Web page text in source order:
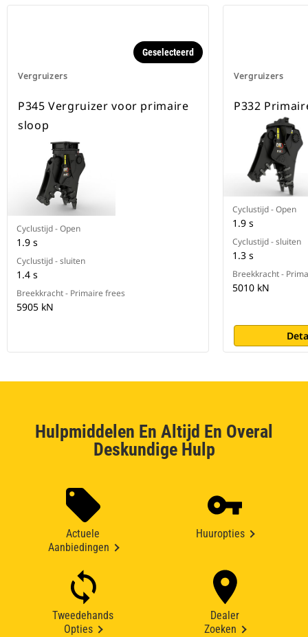
Vergruizers
Geselecteerd
P345 Vergruizer voor primaire
sloop
Cyclustijd - Open
1.9 s
Cyclustijd - sluiten
1.4 s
Breekkracht - Primaire frees
5905 kN
Vergruizers
P332
Cyclustijd - Open
1.9 s
Cyclustijd - sluiten
1.3 s
Breekkracht -
5010 kN
Hulpmiddelen En Altijd En Overal
Deskundige Hulp
Actuele
Aanbiedingen
Huuropties
Tweedehands
Opties
Dealer
Zoeken